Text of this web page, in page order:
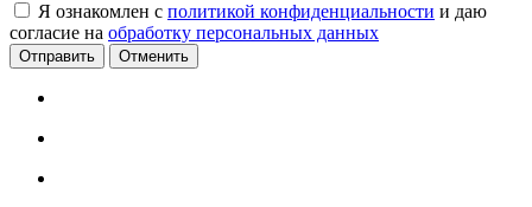
Я ознакомлен с политикой конфиденциальности и даю
согласие на обработку персональных данных
Отменить